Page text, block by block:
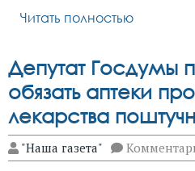
Читать полностью
Депутат Госдумы
обязать аптеки
лекарства
"Наша газета"